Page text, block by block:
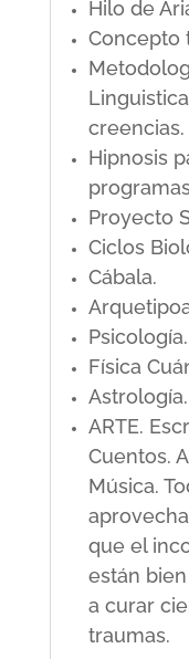
Hilo de
Concepto
creencias.
Hipnosis
Proyecto
Ciclos
Cábala.
Física
Astrología.
ARTE.
Cuentos.
Música.
que el
están
a curar
traumas.